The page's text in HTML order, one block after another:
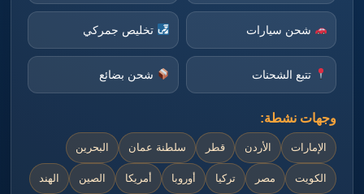
شحن سيارات تخليص جمركي
تتبع الشحنات شحن بضائع
وجهات نشطة:
الإمارات الأردن قطر سلطنة عمان البحرين
الكويت مصر تركيا أوروبا أمريكا الصين الهند